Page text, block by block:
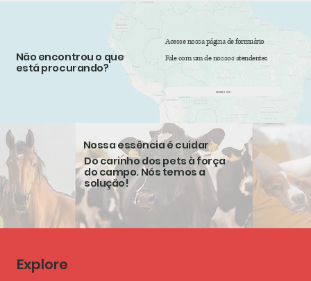
Não encontrou o que
está procurando?
Acesse nossa página de formuário
Fale com um de nossos atendentes
acesse
Nossa essência é cuidar
Do carinho dos pets à força
do campo. Nós temos a
solução!
Explore